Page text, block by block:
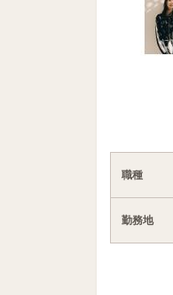
職種
勤務地